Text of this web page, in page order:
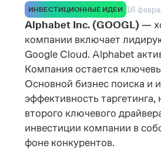
ИНВЕСТИЦИОННЫЕ ИДЕИ 16
Alphabet Inc. (GOOGL) —
компании включает
Google Cloud. Alphabet
Компания остается
Основной бизнес поиска и
эффективность
второго ключевого
инвестиции компании в
фоне конкурентов.